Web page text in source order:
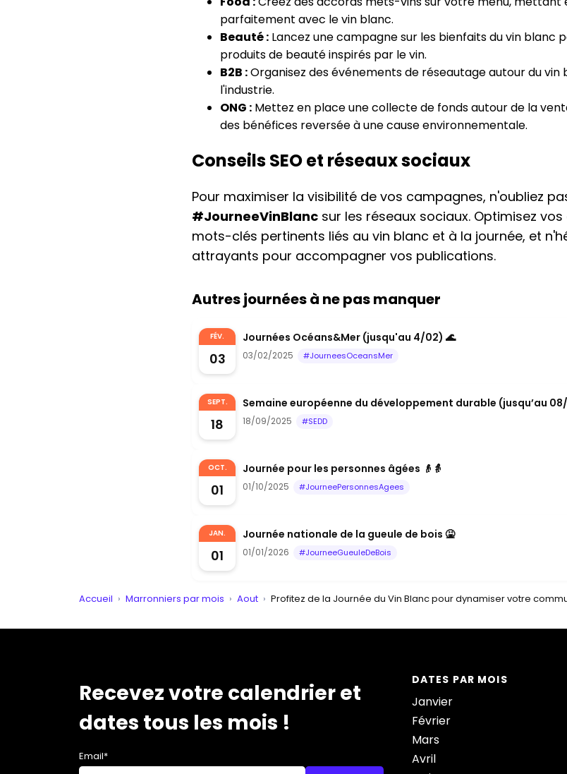
parfaitement avec le vin blanc.
Beauté : Lancez une campagne sur les bienfaits du vin blanc
produits de beauté inspirés par le vin.
B2B :Organisez des événements de réseautage autour du
l'industrie.
ONG : Mettez en place une collecte de fonds autour de la
des bénéfices reversée à une cause environnementale.
Conseils SEO et réseaux sociaux
Pour maximiser la visibilité de vos campagnes, n'oubliez
#JourneeVinBlanc sur les réseaux sociaux. Optimisez
mots-clés pertinents liés au vin blanc et à la journée, et
attrayants pour accompagner vos publications.
Autres journées à ne pas manquer
FÉV.
03
Journées Océans&Mer (jusqu'au 4/02) 🌊
03/02/2025 #JourneesOceansMer
SEPT.
18
Semaine européenne du développement durable (jusqu’au
18/09/2025 #SEDD
OCT.
01
Journée pour les personnes âgées 👴👵
01/10/2025 #JourneePersonnesAgees
JAN.
01
Journée nationale de la gueule de bois 🤮
01/01/2026 #JourneeGueuleDeBois
Accueil › Marronniers par mois › Aout › Profitez de la Journée du Vin Blanc pour dynamiser votre
Recevez votre calendrier et
dates tous les mois !
Email*
DATES PAR MOIS
Janvier
Février
Mars
Avril